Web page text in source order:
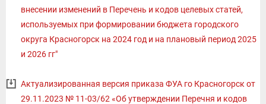
внесении изменений в Перечень и кодов целевых статей,
используемых при формировании бюджета городского
округа Красногорск на 2024 год и на плановый период 2025
и 2026 гг"
Актуализированная версия приказа ФУА го Красногорск от
29.11.2023 № 11-03/62 «Об утверждении Перечня и кодов